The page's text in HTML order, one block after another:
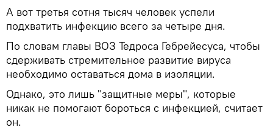
А вот третья сотня тысяч человек успели
подхватить инфекцию всего за четыре дня.
По словам главы ВОЗ Тедроса Гебрейесуса, чтобы
сдерживать стремительное развитие вируса
необходимо оставаться дома в изоляции.
Однако, это лишь "защитные меры", которые
никак не помогают бороться с инфекцией, считает
он.